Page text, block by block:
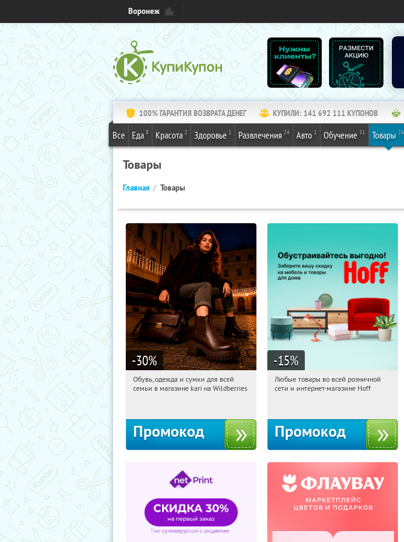
Воронеж
100% ГАРАНТИЯ ВОЗВРАТА ДЕНЕГ КУПИЛИ: 141 692 111 КУПОНОВ
Все Еда 8 Красота 2 Здоровье 1 Развлечения 24 Авто 1 Обучение 31 Товары 26
Товары
Главная Товары
-30%
16:13:23 Получили:
Обувь, одежда и сумки для всей
семьи в магазине kari на Wildberries
Промокод
-15%
16:13:23 Получили:
Любые товары во всей розничной
сети и интернет-магазине Hoff
Промокод